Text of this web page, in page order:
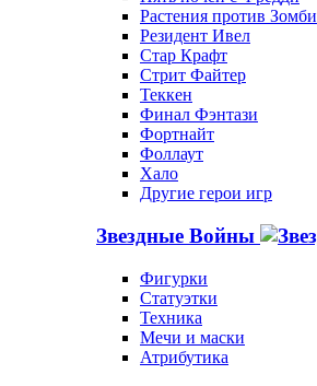
Растения против Зомби
Резидент Ивел
Стар Крафт
Стрит Файтер
Теккен
Финал Фэнтази
Фортнайт
Фоллаут
Хало
Другие герои игр
Звездные Войны
Фигурки
Статуэтки
Техника
Мечи и маски
Атрибутика